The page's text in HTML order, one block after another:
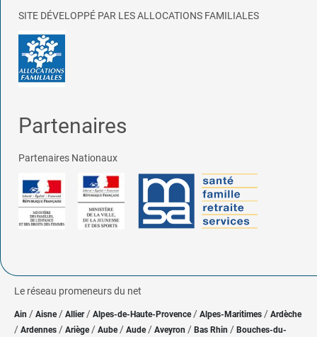
SITE DÉVELOPPÉ PAR LES ALLOCATIONS FAMILIALES
Partenaires
Partenaires Nationaux
Le réseau promeneurs du net
Ain / Aisne/ Allier/ Alpes-de-Haute-Provence / Alpes-Maritimes / Ardèche
/ Ardennes / Ariège/ Aube/ Aude / Aveyron / Bas Rhin / Bouches-du-